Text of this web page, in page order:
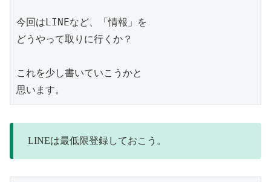
今回はLINEなど、「情報」を
どうやって取りに行くか？
これを少し書いていこうかと
思います。
LINEは最低限登録しておこう。